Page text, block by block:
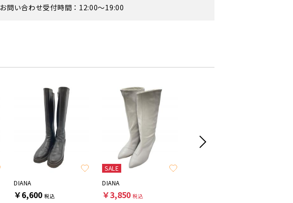
お問い合わせ受付時間：12:00～19:00
DIANA
￥6,600 税込
SALE
DIANA
￥3,850 税込